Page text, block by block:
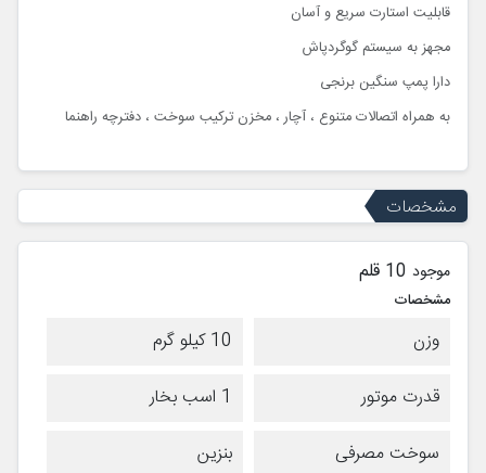
قابلیت استارت سریع و آسان
مجهز به سیستم گوگردپاش
دارا پمپ سنگین برنجی
به همراه اتصالات متنوع ، آچار ، مخزن ترکیب سوخت ، دفترچه راهنما
مشخصات
موجود 10 قلم
مشخصات
وزن
10 کیلو گرم
قدرت موتور
1 اسب بخار
سوخت مصرفی
بنزین